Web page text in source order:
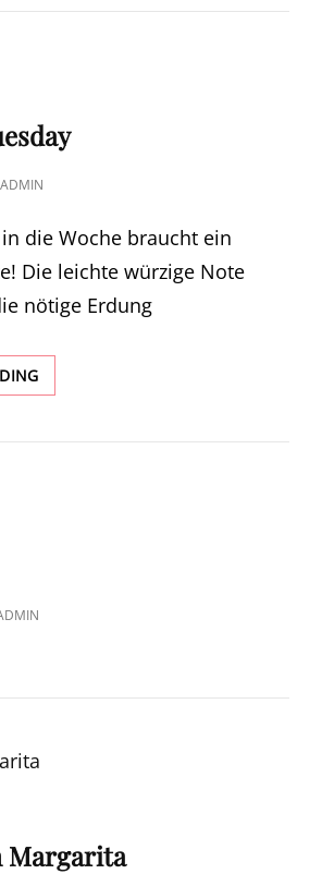
ADMIN
die Woche braucht ein
Die leichte würzige Note
nötige Erdung
BEETROOT
TUESDAY
Margarita